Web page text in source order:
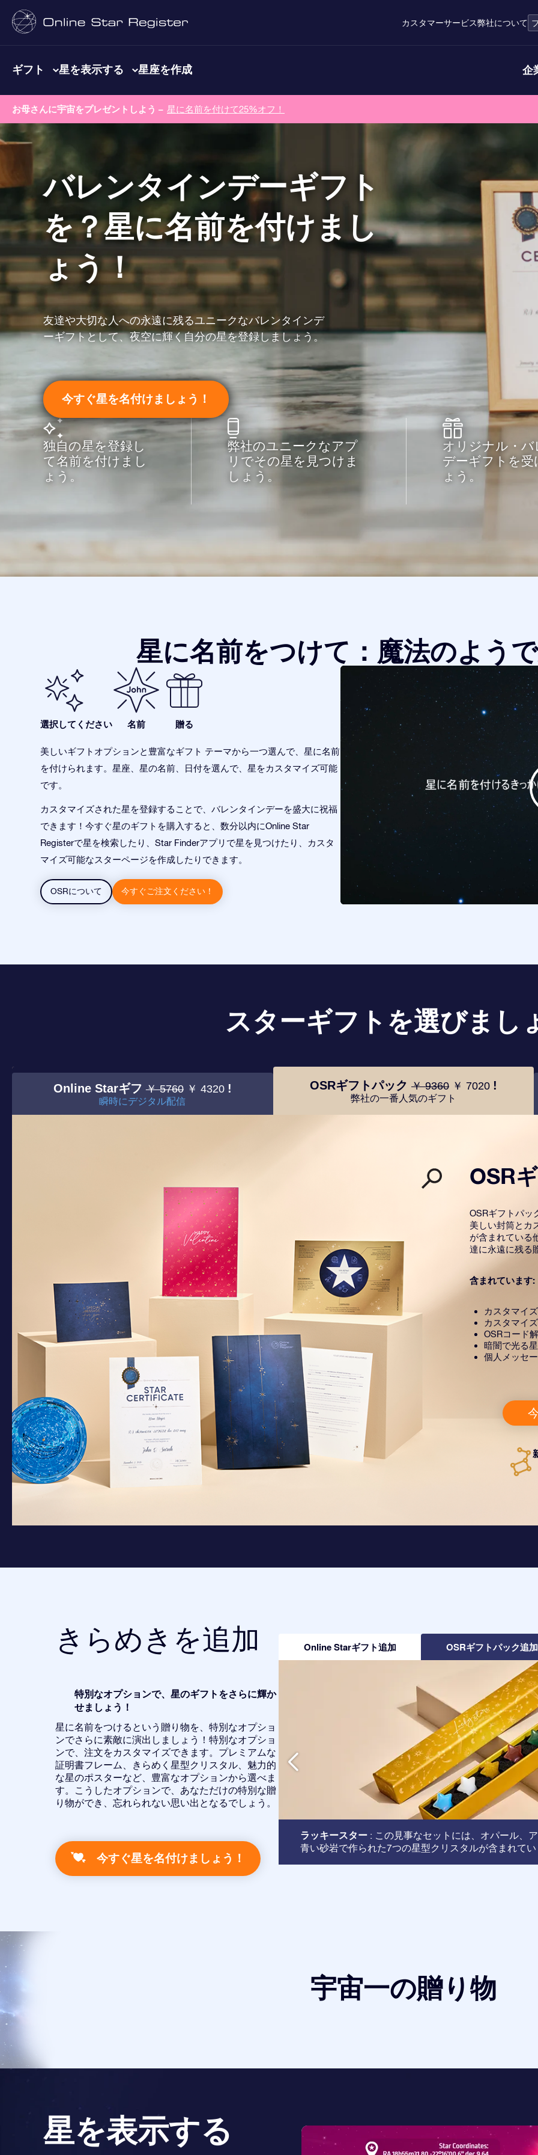
カスタマーサービス弊社について
ギフト 星を表示する 星座を作成 企
お母さんに宇宙をプレゼントしよう – 星に名前を付けて25%オフ！
バレンタインデーギフト
を？星に名前を付けまし
ょう！
友達や大切な人への永遠に残るユニークなバレンタインデ
ーギフトとして、夜空に輝く自分の星を登録しましょう。
今すぐ星を名付けましょう！
独自の星を登録し
て名前を付けまし
ょう。
弊社のユニークなアプ
リでその星を見つけま
しょう。
オリジナル・
デーギフトを受
ょう。
星に名前をつけて：魔法のよう
選択してください 名前 贈る
美しいギフトオプションと豊富なギフト テーマから一つ選んで、星に名前
を付けられます。星座、星の名前、日付を選んで、星をカスタマイズ可能
です。
カスタマイズされた星を登録することで、バレンタインデーを盛大に祝福
できます！今すぐ星のギフトを購入すると、数分以内にOnline Star
Registerで星を検索したり、Star Finderアプリで星を見つけたり、カスタ
マイズ可能なスターページを作成したりできます。
OSRについて 今すぐご注文ください！
スターギフトを選びまし
Online Starギフ￥ 5760 ￥ 4320 !
瞬時にデジタル配信
OSRギフトパック ￥ 9360 ￥ 7020 !
弊社の一番人気のギフト
OSR
OSRギフトパッ
美しい封筒とカ
が含まれている
達に永遠に残る
含まれています:
カスタマイ
カスタマイ
OSRコード
暗闇で光る
個人メッセ
きらめきを追加
特別なオプションで、星のギフトをさらに輝か
せましょう！
星に名前をつけるという贈り物を、特別なオプショ
ンでさらに素敵に演出しましょう！特別なオプショ
ンで、注文をカスタマイズできます。プレミアムな
証明書フレーム、きらめく星型クリスタル、魅力的
な星のポスターなど、豊富なオプションから選べま
す。こうしたオプションで、あなただけの特別な贈
り物ができ、忘れられない思い出となるでしょう。
今すぐ星を名付けましょう！
Online Starギフト追加 OSRギフトパック追加
ラッキースター : この見事なセットには、オパール、
青い砂岩で作られた7つの星型クリスタルが含まれて
宇宙一の贈り物
星を表示する